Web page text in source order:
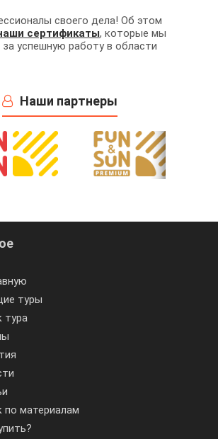
своего дела! Об этом
сертификаты, которые мы
за успешную работу в области
Наши партнеры
туры
тура
по материалам